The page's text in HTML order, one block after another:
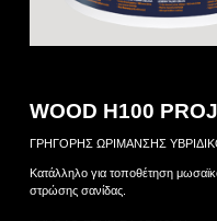
WOOD H100
ΓΡΗΓΟΡΗΣ ΩΡΙΜΑΝΣΗΣ
Κατάλληλο για τοποθέτηση
στρώσης σανίδας.